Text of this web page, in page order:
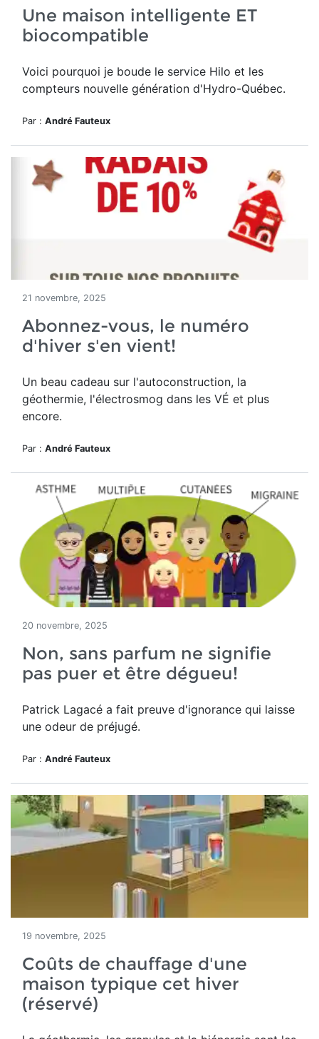
Une maison intelligente ET
biocompatible
Voici pourquoi je boude le service Hilo et les
compteurs nouvelle génération d'Hydro-Québec.
Par : André Fauteux
21 novembre, 2025
Abonnez-vous, le numéro
d'hiver s'en vient!
Un beau cadeau sur l'autoconstruction, la
géothermie, l'électrosmog dans les VÉ et plus
encore.
Par : André Fauteux
20 novembre, 2025
Non, sans parfum ne signifie
pas puer et être dégueu!
Patrick Lagacé a fait preuve d'ignorance qui laisse
une odeur de préjugé.
Par : André Fauteux
19 novembre, 2025
Coûts de chauffage d'une
maison typique cet hiver
(réservé)